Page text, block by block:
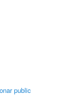
public